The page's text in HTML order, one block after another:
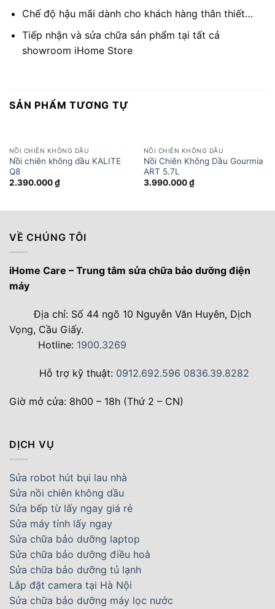
Chế độ hậu mãi dành cho khách hàng thân thiết…
Tiếp nhận và sửa chữa sản phẩm tại tất cả
showroom iHome Store
SẢN PHẨM TƯƠNG TỰ
NỒI CHIÊN KHÔNG DẦU
Nồi chiên không dầu KALITE
Q8
2.390.000₫
NỒI CHIÊN KHÔNG DẦU
Nồi Chiên Không Dầu Gourmia
ART 5.7L
3.990.000₫
VỀ CHÚNG TÔI
iHome Care – Trung tâm sửa chữa bảo dưỡng điện
máy
Địa chỉ: Số 44 ngõ 10 Nguyễn Văn Huyên, Dịch
Vọng, Cầu Giấy.
Hotline: 1900.3269
Hỗ trợ kỹ thuật: 0912.692.596 0836.39.8282
Giờ mở cửa: 8h00 – 18h (Thứ 2 – CN)
DỊCH VỤ
Sửa robot hút bụi lau nhà
Sửa nồi chiên không dầu
Sửa bếp từ lấy ngay giá rẻ
Sửa máy tính lấy ngay
Sửa chữa bảo dưỡng laptop
Sửa chữa bảo dưỡng điều hoà
Sửa chữa bảo dưỡng tủ lạnh
Lắp đặt camera tại Hà Nội
Sửa chữa bảo dưỡng máy lọc nước